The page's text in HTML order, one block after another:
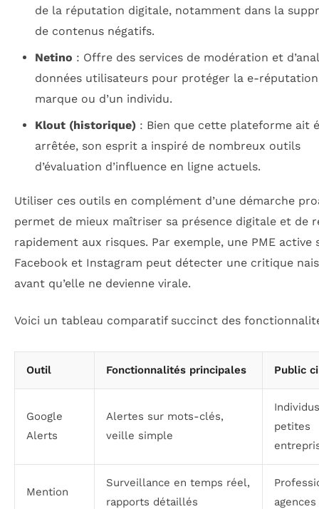
de la réputation digitale, notamment dans la
de contenus négatifs.
Netino : Offre des services de modération et
données utilisateurs pour protéger la e-réputation
marque ou d’un individu.
Klout (historique): Bien que cette plateforme ait
arrêtée, son esprit a inspiré de nombreux outils
d’évaluation d’influence en ligne actuels.
Utiliser ces outils en complément d’une démarche
permet de mieux maîtriser sa présence digitale et de
rapidement aux risques. Par exemple, une PME active
Facebook et Instagram peut détecter une critique
avant qu’elle ne devienne virale.
Voici un tableau comparatif succinct des
Outil Fonctionnalités principales Public
Google
Alerts
Alertes sur mots-clés,
veille simple
petites
Mention
Surveillance en temps réel,
rapports détaillés
agences